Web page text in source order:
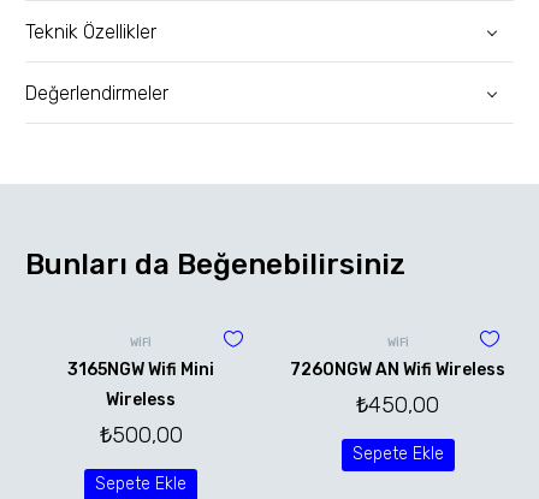
Teknik Özellikler
Değerlendirmeler
Bunları da Beğenebilirsiniz
WİFİ
3165NGW Wifi Mini
Wireless
₺500,00
Sepete Ekle
WİFİ
7260NGW AN Wifi Wireless
₺450,00
Sepete Ekle